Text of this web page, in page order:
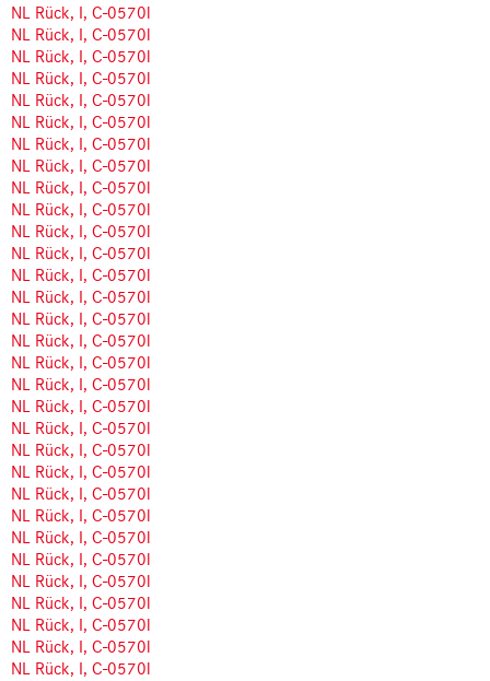
NL Rück, I, C-0570l
NL Rück, I, C-0570l
NL Rück, I, C-0570l
NL Rück, I, C-0570l
NL Rück, I, C-0570l
NL Rück, I, C-0570l
NL Rück, I, C-0570l
NL Rück, I, C-0570l
NL Rück, I, C-0570l
NL Rück, I, C-0570l
NL Rück, I, C-0570l
NL Rück, I, C-0570l
NL Rück, I, C-0570l
NL Rück, I, C-0570l
NL Rück, I, C-0570l
NL Rück, I, C-0570l
NL Rück, I, C-0570l
NL Rück, I, C-0570l
NL Rück, I, C-0570l
NL Rück, I, C-0570l
NL Rück, I, C-0570l
NL Rück, I, C-0570l
NL Rück, I, C-0570l
NL Rück, I, C-0570l
NL Rück, I, C-0570l
NL Rück, I, C-0570l
NL Rück, I, C-0570l
NL Rück, I, C-0570l
NL Rück, I, C-0570l
NL Rück, I, C-0570l
NL Rück, I, C-0570l